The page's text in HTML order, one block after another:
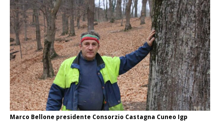
Marco Bellone presidente Consorzio Castagna Cuneo Igp